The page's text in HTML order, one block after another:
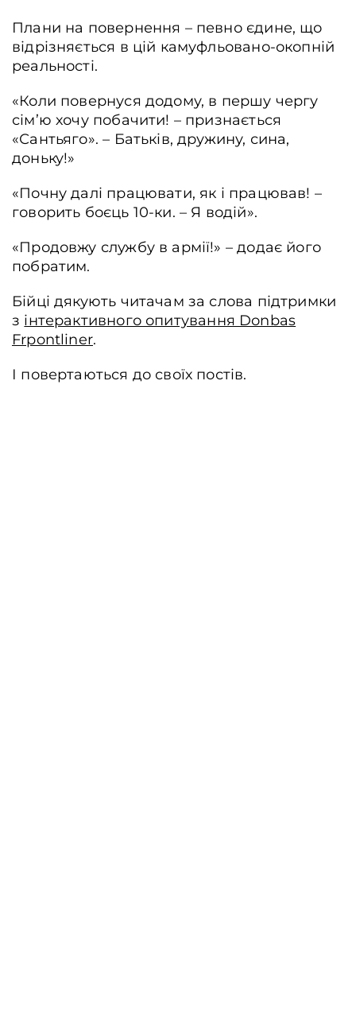
Плани на повернення – певно єдине, що
відрізняється в цій камуфльовано-окопній
реальності.
«Коли повернуся додому, в першу чергу
сім’ю хочу побачити! – признається
«Сантьяго». – Батьків, дружину, сина,
доньку!»
«Почну далі працювати, як і працював! –
говорить боєць 10-ки. – Я водій».
«Продовжу службу в армії!» – додає його
побратим.
Бійці дякують читачам за слова підтримки
з інтерактивного опитування Donbas
Frpontliner.
І повертаються до своїх постів.